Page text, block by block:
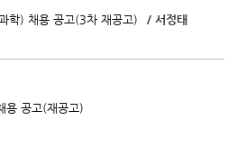
학) 채용 공고(3차 재공고)
/ 서정태
용 공고(재공고)